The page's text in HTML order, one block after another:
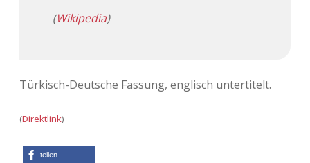
(Wikipedia)
Türkisch-Deutsche Fassung, englisch untertitelt.
(Direktlink)
teilen